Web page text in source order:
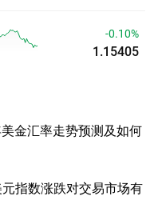
-0.09%
1.15416
金汇率走势预测及如何
指数涨跌对交易市场有